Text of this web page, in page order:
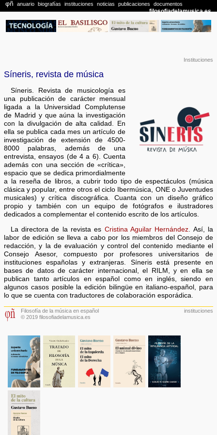
Instituciones
Síneris, revista de música
Síneris. Revista de musicología es
una publicación de carácter mensual
ligada a la Universidad Complutense
de Madrid y que aúna la investigación
con la divulgación de alta calidad. En
ella se publica cada mes un artículo de
investigación de extensión de 4500-
8000 palabras, además de una
entrevista, ensayos (de 4 a 6). Cuenta
además con una sección de «crítica»,
espacio que se dedica primordialmente
a la reseña de libros, a cubrir todo tipo de espectáculos (música
clásica y popular, entre otros el ciclo Ibermúsica, ONE o Juventudes
musicales) y crítica discográfica. Cuanta con un diseño gráfico
propio y también con un equipo de fotógrafos e ilustradores
dedicados a complementar el contenido escrito de los artículos.
La directora de la revista es Cristina Aguilar Hernández . Así, la
labor de edición se lleva a cabo por los miembros del Consejo de
redacción, y la de evaluación y control del contenido mediante el
Consejo Asesor, compuesto por profesores universitarios de
instituciones españolas y extranjeras. Síneris está presente en
bases de datos de carácter internacional, el RILM, y en ella se
publican tanto artículos en español como en inglés, siendo en
algunos casos posible la edición bilingüe en italiano-español, para
lo que se cuenta con traductores de colaboración esporádica.
Filosofía de la música en español
© 2019 filosofiadelamusica.es
instituciones